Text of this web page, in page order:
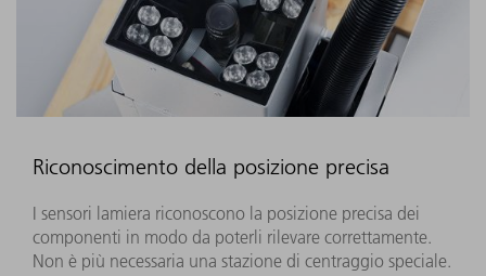
Riconoscimento della posizione precisa
I sensori lamiera riconoscono la posizione precisa dei
componenti in modo da poterli rilevare correttamente.
Non è più necessaria una stazione di centraggio speciale.